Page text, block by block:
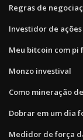
Regras de
Investidor de
Meu bitcoin com pi
Monzo investival
Como mineração
Dobrar em um dia
Medidor de força